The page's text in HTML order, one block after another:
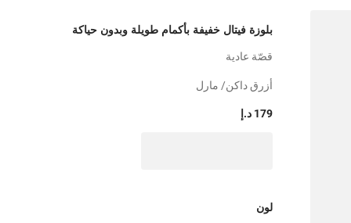
بلوزة فيتال خفيفة بأكمام طويلة وبدون حياكة
قصّة عادية
أزرق داكن/ مارل
179 د.إ
لون